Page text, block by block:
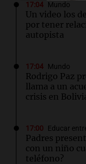
17:04 Mundo
Un video los
por tener
autopista
17:04 Mundo
Rodrigo Paz
llama a un
crisis en
17:00 Educar
Padres
con un niño
teléfono?